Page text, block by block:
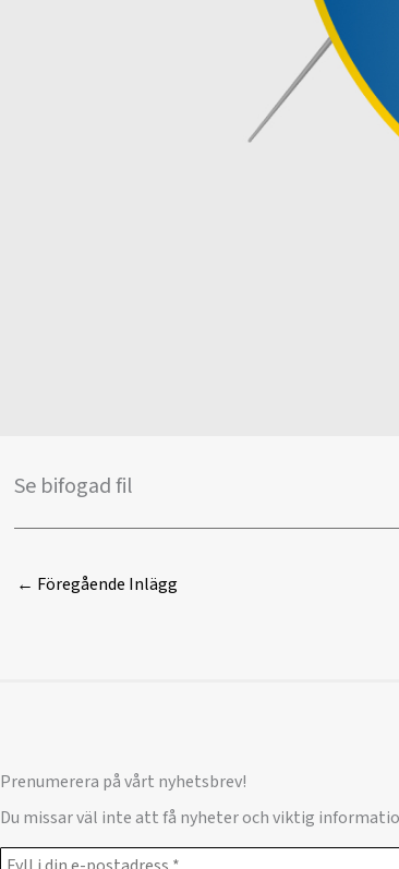
Se bifogad fil
← Föregående Inlägg
Prenumerera på vårt nyhetsbrev!
Du missar väl inte att få nyheter och viktig